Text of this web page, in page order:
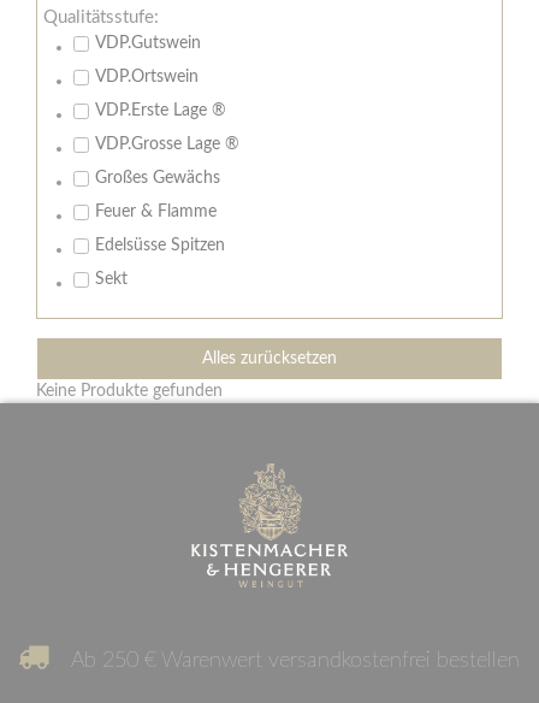
Qualitätsstufe:
VDP.Gutswein
VDP.Ortswein
VDP.Erste Lage ®
VDP.Grosse Lage ®
Großes Gewächs
Feuer & Flamme
Edelsüsse Spitzen
Sekt
Alles zurücksetzen
Keine Produkte gefunden
Ab 250 € Warenwert versandkostenfrei bestellen